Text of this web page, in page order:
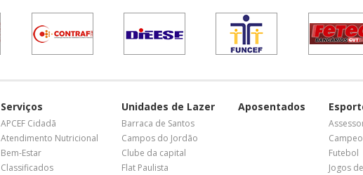
Serviços
APCEF Cidadã
Atendimento Nutricional
Bem-Estar
Classificados
Unidades de Lazer
Barraca de Santos
Campos do Jordão
Clube da capital
Flat Paulista
Aposentados
Futebol
Jogos